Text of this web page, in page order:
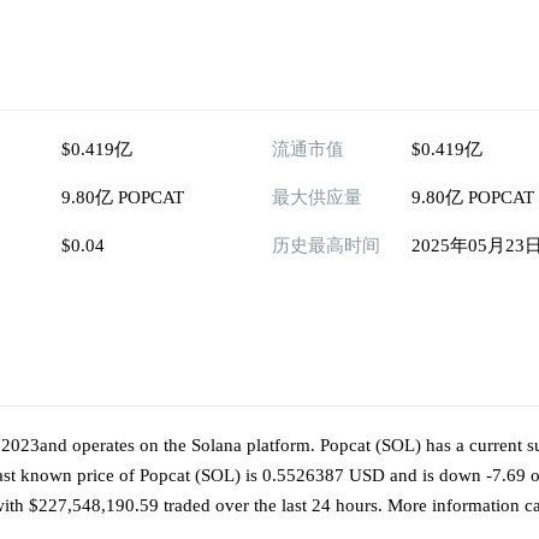
$0.419亿 流通市值 $0.419亿
9.80亿 POPCAT 最大供应量 9.80亿 POPCAT
$0.04 历史最高时间 2025年05月23
operates on the Solana platform. Popcat (SOL) has a current
known price of Popcat (SOL) is 0.5526387 USD and is down -7.69
$227,548,190.59 traded over the last 24 hours. More information